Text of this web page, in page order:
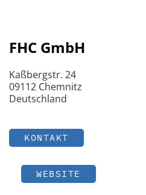
FHC GmbH
Kaßbergstr. 24
09112 Chemnitz
Deutschland
KONTAKT
WEBSITE